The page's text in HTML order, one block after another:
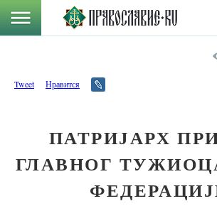
Tweet Нравится
ПАТРИЈАРХ
ГЛАВНОГ